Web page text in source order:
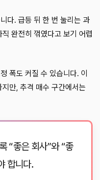
다. 급등 뒤 한 번 눌리는 과
완전히 꺾였다고 보기 어렵
폭도 커질 수 있습니다. 이
만, 추격 매수 구간에서는
“좋은 회사”와 “좋
합니다.